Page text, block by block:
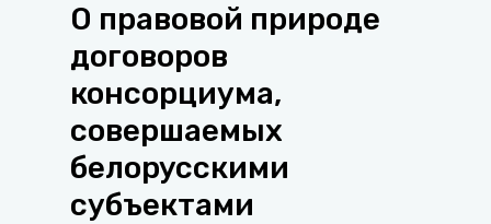
О правовой природе
договоров
консорциума,
совершаемых
белорусскими
субъектами